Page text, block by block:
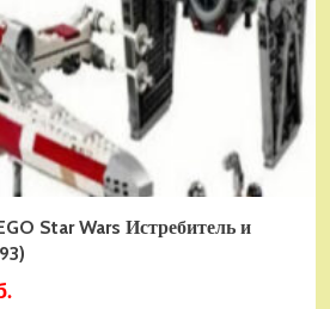
Star Wars Истребитель и